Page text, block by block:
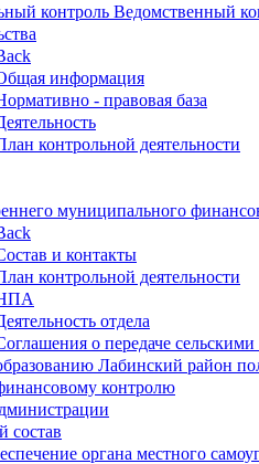
контроль Ведомственный
информация
- правовая база
контрольной деятельности
муниципального
и контакты
контрольной деятельности
отдела
о передаче
Лабинский район
контролю
состав
органа местного